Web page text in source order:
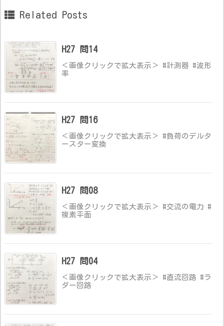
Related Posts
H27 問14
＜画像クリックで拡大表示＞ #計測器 #波形
率
H27 問16
＜画像クリックで拡大表示＞ #負荷のデルタ
ースター変換
H27 問08
＜画像クリックで拡大表示＞ #交流の電力 #
複素平面
H27 問04
＜画像クリックで拡大表示＞ #直流回路 #ラ
ダー回路